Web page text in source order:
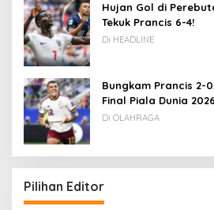
Hujan Gol di
Tekuk Prancis 6-4!
Di HEADLINE
Bungkam Prancis 2-
Final Piala Dunia 2026
Di OLAHRAGA
Pilihan Editor